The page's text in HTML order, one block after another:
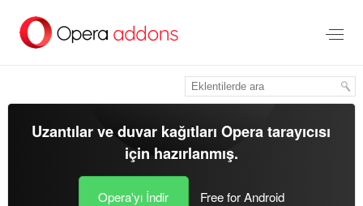
içeriğe
Uzantılar ve duvar kağıtlarıOpera tarayıcısı
için hazırlanmış.
Opera'yı İndir Free for Android